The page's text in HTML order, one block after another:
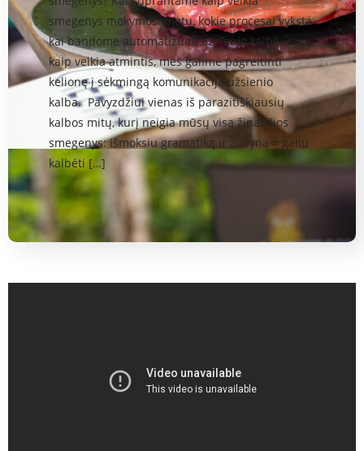
smegenys mokymosi metu, kokie procesai vyksta
kai bandome automatizuoti užsienio kalbą ir
kaip veikia atmintis, mes galime pagreitinti
kelionę į sėkmingą komunikaciją užsienio
kalba. Pavyzdžiui vienas iš parazitiškiausių
kalbos mitų, kurį neigia mūsų visą žinančios
smegenys: išmoksiu gramatiką ir žodyną = galiu
kalbėti […]